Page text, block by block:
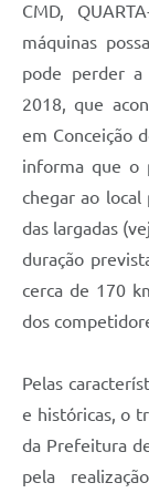
Contato
Notificações de
Notificações
Notificações Obras
Meio Ambiente-
Galeria de Fotos
Contratos
Audiências Públicas
Obras
CMD,
máquinas
pode perder
2018, que
em Conceição
informa que o
chegar ao
das largadas
duração
cerca de 170
dos
Pelas
e históricas, o
da Prefeitura
pela